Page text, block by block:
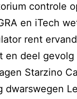
controle
en iTech
rent
deel gevolg
Starzino
dwarswegen